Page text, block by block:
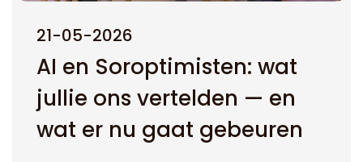
21-05-2026
AI en Soroptimisten: wat
jullie ons vertelden — en
wat er nu gaat gebeuren